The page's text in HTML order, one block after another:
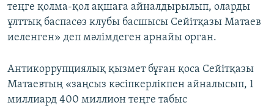
теңге қолма-қол ақшаға айналдырылып, оларды
ұлттық баспасөз клубы басшысы Сейітқазы Матаев
иеленген» деп мәлімдеген арнайы орган.
Антикоррупциялық қызмет бұған қоса Сейітқазы
Матаевтың «заңсыз кәсіпкерлікпен айналысып, 1
миллиард 400 миллион теңге табыс